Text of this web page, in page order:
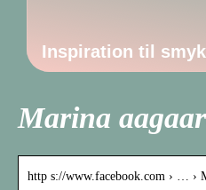
Inspiration til
Marina
http s://www.facebook.com › … ›